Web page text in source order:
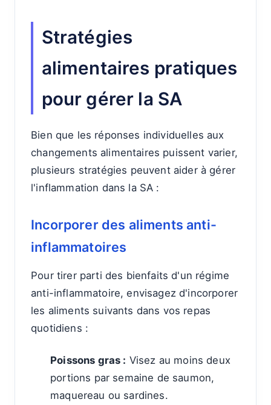
Stratégies
alimentaires pratiques
pour gérer la SA
Bien que les réponses individuelles aux
changements alimentaires puissent varier,
plusieurs stratégies peuvent aider à gérer
l'inflammation dans la SA :
Incorporer des aliments anti-
inflammatoires
Pour tirer parti des bienfaits d'un régime
anti-inflammatoire, envisagez d'incorporer
les aliments suivants dans vos repas
quotidiens :
Poissons gras : Visez au moins deux
portions par semaine de saumon,
maquereau ou sardines.